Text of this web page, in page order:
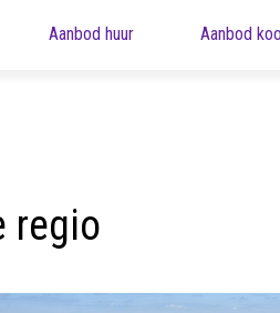
Aanbod huur Aanbod
regio